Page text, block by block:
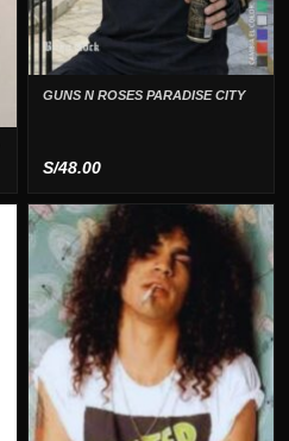
GUNS N ROSES PARADISE CITY
S/48.00